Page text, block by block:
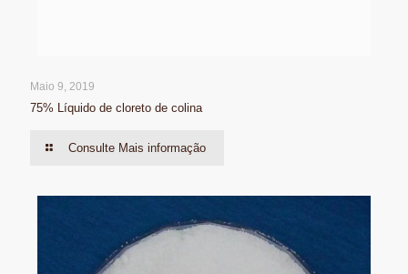
Maio 9, 2019
75% Líquido de cloreto de colina
Consulte Mais informação